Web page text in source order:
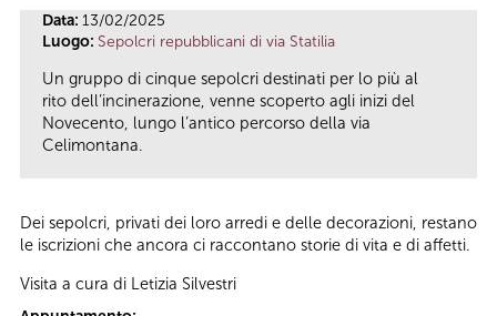
Data: 13/02/2025
Luogo: Sepolcri repubblicani di via Statilia
Un gruppo di cinque sepolcri destinati per lo più al
rito dell’incinerazione, venne scoperto agli inizi del
Novecento, lungo l’antico percorso della via
Celimontana.
Dei sepolcri, privati dei loro arredi e delle decorazioni, restano
le iscrizioni che ancora ci raccontano storie di vita e di affetti.
Visita a cura di Letizia Silvestri